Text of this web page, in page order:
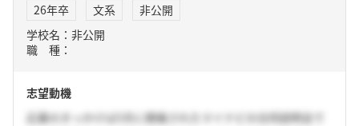
ができ高い技術の裏付けもあるエンジニアを目指したいと思
い御社を志望しました。
26年卒 文系
非公開
学校名：非公開
職 種：
志望動機
応募のきっかけは5月に開催されたマイナビの合同説明会で